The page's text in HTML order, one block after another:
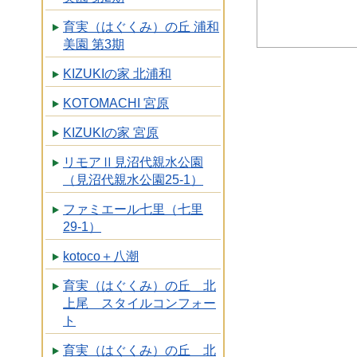
育実（はぐくみ）の丘 浦和
美園 第3期
KIZUKIの家 北浦和
KOTOMACHI 宮原
KIZUKIの家 宮原
リモアⅡ見沼代親水公園
（見沼代親水公園25-1）
ファミエール七里（七里
29-1）
kotoco＋八潮
育実（はぐくみ）の丘 北
上尾 スタイルコンフォー
ト
育実（はぐくみ）の丘 北